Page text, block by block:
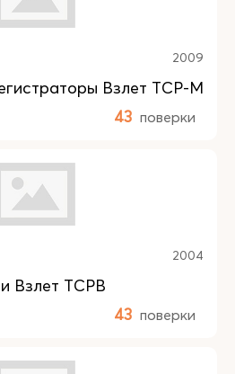
2009
Взлет ТСР-М
43 поверки
2004
Взлет ТСРВ
43 поверки